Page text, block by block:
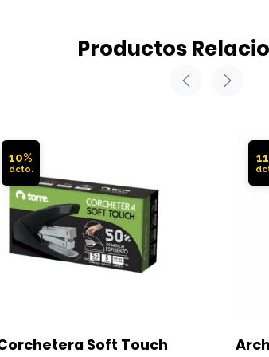
Productos
10%
Soft Touch